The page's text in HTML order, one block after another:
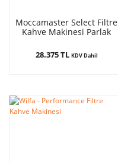
Moccamaster Select Filtre
Kahve Makinesi Parlak
28.375 TL KDV Dahil